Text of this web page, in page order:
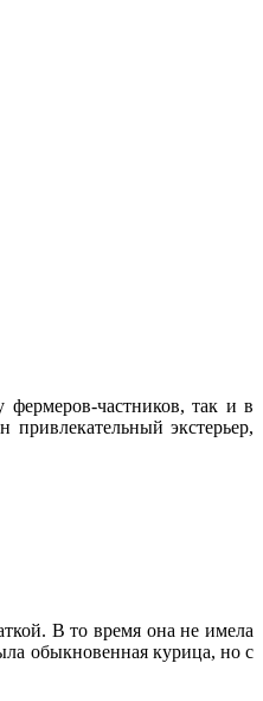
частников, так и в
привлекательный экстерьер,
В то время она не имела
обыкновенная курица, но с